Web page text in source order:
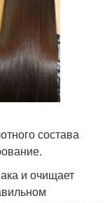
состава
и очищает